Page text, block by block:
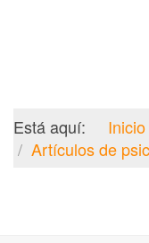
Está aquí: Inicio
Artículos de